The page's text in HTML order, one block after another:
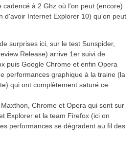
cadencé à 2 Ghz où l'on peut (encore)
d'avoir Internet Explorer 10) qu'on peut
surprises ici, sur le test Sunspider,
Release) arrive 1er suivi de
puis Google Chrome et enfin Opera
performances graphique à la traine (la
qui ont complètement saturé ce
Chrome et Opera qui sont sur
Explorer et la team Firefox (ici on
performances se dégradent au fil des